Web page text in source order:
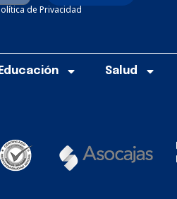
de Privacidad
Educación Salud